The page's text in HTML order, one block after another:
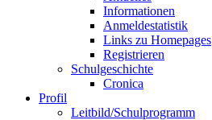
Informationen
Anmeldestatistik
Links zu Homepages
Registrieren
Schulgeschichte
Cronica
Profil
Leitbild/Schulprogramm